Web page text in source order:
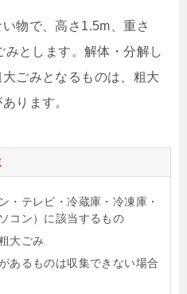
物で、高さ1.5m、重さ
とします。解体・分解し
ごみとなるものは、粗大
ります。
・テレビ・冷蔵庫・冷凍庫・
コン）に該当するもの
大ごみ
あるものは収集できない場合